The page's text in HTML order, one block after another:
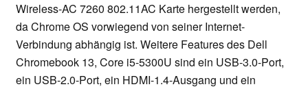
Wireless-AC 7260 802.11AC Karte hergestellt werden,
da Chrome OS vorwiegend von seiner Internet-
Verbindung abhängig ist. Weitere Features des Dell
Chromebook 13, Core i5-5300U sind ein USB-3.0-Port,
ein USB-2.0-Port, ein HDMI-1.4-Ausgang und ein